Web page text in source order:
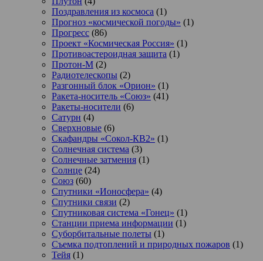
Поздравления из космоса (1)
Прогноз «космической погоды» (1)
Прогресс (86)
Проект «Космическая Россия» (1)
Противоастероидная защита (1)
Протон-М (2)
Радиотелескопы (2)
Разгонный блок «Орион» (1)
Ракета-носитель «Союз» (41)
Ракеты-носители (6)
Сатурн (4)
Сверхновые (6)
Скафандры «Сокол-КВ2» (1)
Солнечная система (3)
Солнечные затмения (1)
Солнце (24)
Союз (60)
Спутники «Ионосфера» (4)
Спутники связи (2)
Спутниковая система «Гонец» (1)
Станции приема информации (1)
Суборбитальные полеты (1)
Съемка подтоплений и природных пожаров (1)
Тейя (1)